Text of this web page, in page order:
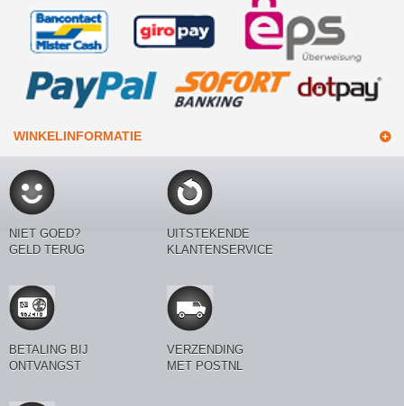
WINKELINFORMATIE
NIET GOED?
GELD TERUG
UITSTEKENDE
KLANTENSERVICE
BETALING BIJ
ONTVANGST
VERZENDING
MET POSTNL